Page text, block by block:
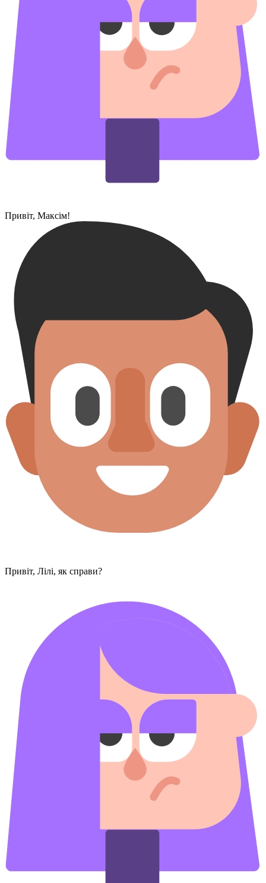
Привіт, Максім!
Привіт, Лілі, як справи?